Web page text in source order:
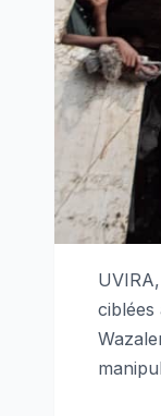
ciblées